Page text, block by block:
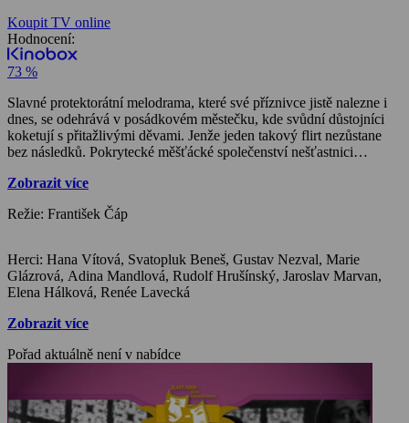
Koupit TV online
Hodnocení:
73 %
Slavné protektorátní melodrama, které své příznivce jistě nalezne i
dnes, se odehrává v posádkovém městečku, kde svůdní důstojníci
koketují s přitažlivými děvami. Jenže jeden takový flirt nezůstane
bez následků. Pokrytecké měšťácké společenství nešťastnici
Režisér František Čáp pečlivě vykreslil reálie ze sklonku 19. století,
obeznámenost s módními vypravěčskými trendy, dokonce se odvážil
Zobrazit více
Režie: František Čáp
Herci: Hana Vítová, Svatopluk Beneš, Gustav Nezval, Marie
Glázrová, Adina Mandlová, Rudolf Hrušínský, Jaroslav Marvan,
Elena Hálková, Renée Lavecká
Zobrazit více
Pořad aktuálně není v nabídce